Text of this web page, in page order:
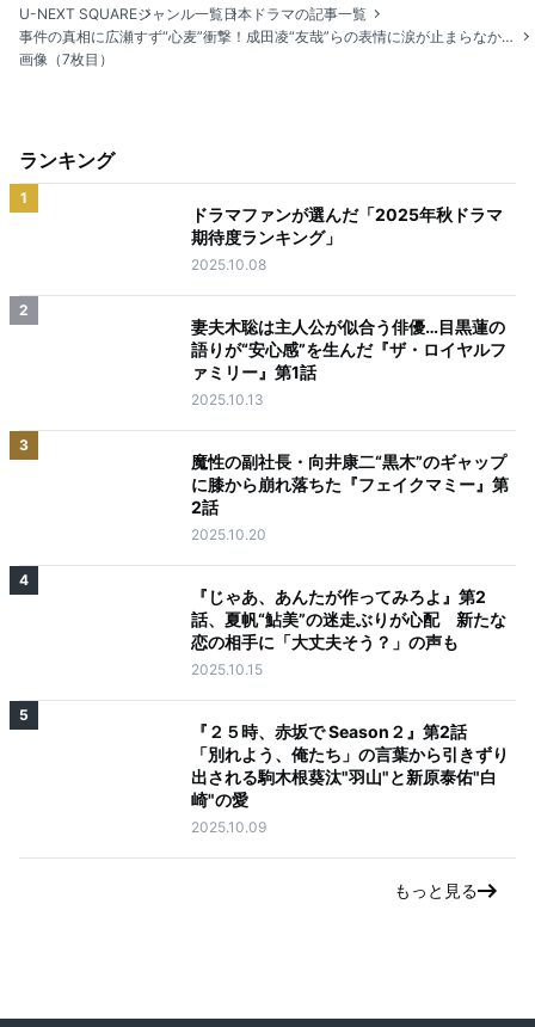
U-NEXT SQUAREジャンル一覧日本ドラマの記事一覧
事件の真相に広瀬すず“心麦”衝撃！成田凌“友哉”らの表情に涙が止まらなかった『クジャクのダンス、誰が見た？』最終話
画像（7枚目）
ランキング
1
ドラマファンが選んだ「2025年秋ドラマ
期待度ランキング」
2025.10.08
2
妻夫木聡は主人公が似合う俳優…目黒蓮の
語りが“安心感”を生んだ『ザ・ロイヤルフ
ァミリー』第1話
2025.10.13
3
魔性の副社長・向井康二“黒木”のギャップ
に膝から崩れ落ちた『フェイクマミー』第
2話
2025.10.20
4
『じゃあ、あんたが作ってみろよ』第2
話、夏帆“鮎美”の迷走ぶりが心配 新たな
恋の相手に「大丈夫そう？」の声も
2025.10.15
5
『２５時、赤坂で Season２』第2話
「別れよう、俺たち」の言葉から引きずり
出される駒木根葵汰"羽山"と新原泰佑"白
崎"の愛
2025.10.09
もっと見る